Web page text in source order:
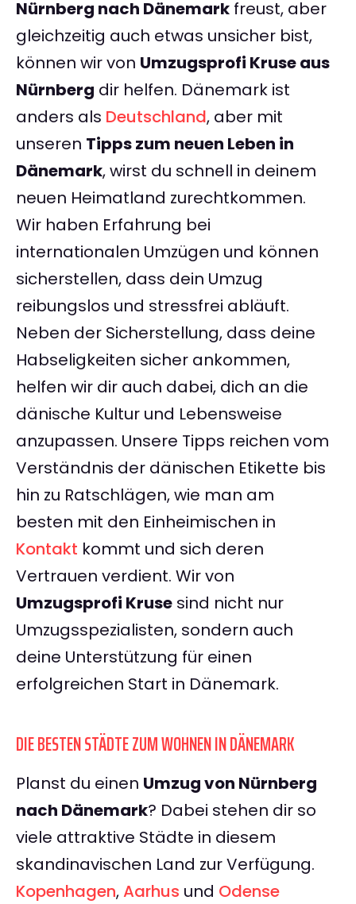
Nürnberg nach Dänemark freust, aber
gleichzeitig auch etwas unsicher bist,
können wir von Umzugsprofi Kruse aus
Nürnberg dir helfen. Dänemark ist
anders als Deutschland, aber mit
unseren Tipps zum neuen Leben in
Dänemark, wirst du schnell in deinem
neuen Heimatland zurechtkommen.
Wir haben Erfahrung bei
internationalen Umzügen und können
sicherstellen, dass dein Umzug
reibungslos und stressfrei abläuft.
Neben der Sicherstellung, dass deine
Habseligkeiten sicher ankommen,
helfen wir dir auch dabei, dich an die
dänische Kultur und Lebensweise
anzupassen. Unsere Tipps reichen vom
Verständnis der dänischen Etikette bis
hin zu Ratschlägen, wie man am
besten mit den Einheimischen in
Kontakt kommt und sich deren
Vertrauen verdient. Wir von
Umzugsprofi Kruse sind nicht nur
Umzugsspezialisten, sondern auch
deine Unterstützung für einen
erfolgreichen Start in Dänemark.
DIE BESTEN STÄDTE ZUM WOHNEN IN DÄNEMARK
Planst du einen Umzug von Nürnberg
nach Dänemark? Dabei stehen dir so
viele attraktive Städte in diesem
skandinavischen Land zur Verfügung.
Kopenhagen,Aarhus und Odense